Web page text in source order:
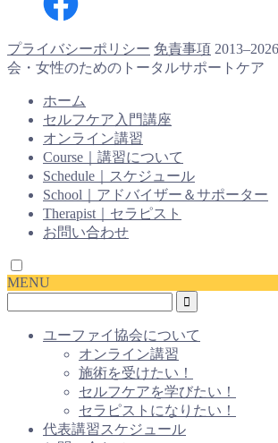
プライバシーポリシー 免責事項
会・女性のためのトータルサポートケア
ホーム
セルフケア入門講座
オンライン講習
Course｜講習について
Schedule｜スケジュール
School｜アドバイザー＆サポーター
Therapist｜セラピスト
お問い合わせ
MENU
ユーファイ協会について
オンライン講習
施術を受けたい！
セルフケアを学びたい！
セラピストになりたい！
代表講習スケジュール